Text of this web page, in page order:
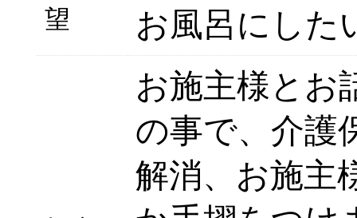
望
お風呂にした
お施主様とお
の事で、介護
解消、お施主